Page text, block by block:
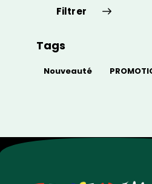
Filtrer
Tags
Nouveauté